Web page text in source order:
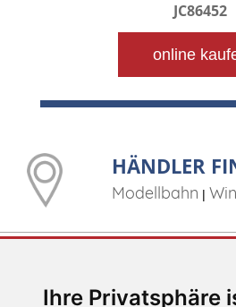
Ihre Privatsphäre
JC86452
online
HÄNDLER
Modellbahn |
E-MAIL